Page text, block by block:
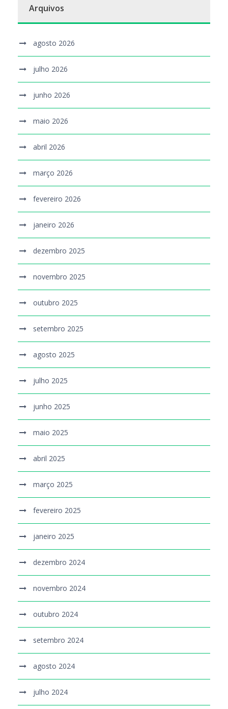
Arquivos
agosto 2026
julho 2026
junho 2026
maio 2026
abril 2026
março 2026
fevereiro 2026
janeiro 2026
dezembro 2025
novembro 2025
outubro 2025
setembro 2025
agosto 2025
julho 2025
junho 2025
maio 2025
abril 2025
março 2025
fevereiro 2025
janeiro 2025
dezembro 2024
novembro 2024
outubro 2024
setembro 2024
agosto 2024
julho 2024